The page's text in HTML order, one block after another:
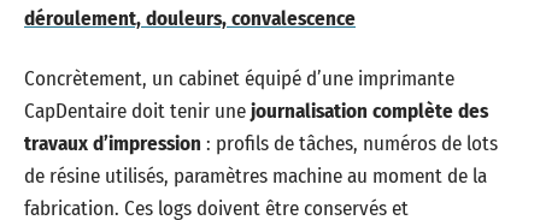
déroulement, douleurs, convalescence
Concrètement, un cabinet équipé d’une imprimante
CapDentaire doit tenir unejournalisation complète des
travaux d’impression : profils de tâches, numéros de lots
de résine utilisés, paramètres machine au moment de la
fabrication. Ces logs doivent être conservés et